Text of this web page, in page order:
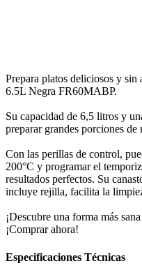
Prepara platos deliciosos y
6.5L Negra FR60MABP.
Su capacidad de 6,5 litros y
preparar grandes porciones
Con las perillas de control,
200°C y programar el
resultados perfectos. Su
incluye rejilla, facilita la
¡Descubre una forma más
¡Comprar ahora!
Especificaciones Técnicas